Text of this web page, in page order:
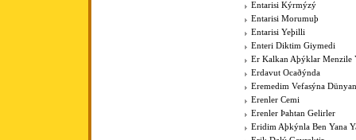
Entarisi Kýrmýzý
Entarisi Morumuþ
Entarisi Yeþilli
Enteri Diktim Giymedi
Er Kalkan Aþýklar Menzile
Erdavut Ocaðýnda
Eremedim Vefasýna
Erenler Cemi
Erenler Þahtan Gelirler
Eridim Aþkýnla Ben Yana